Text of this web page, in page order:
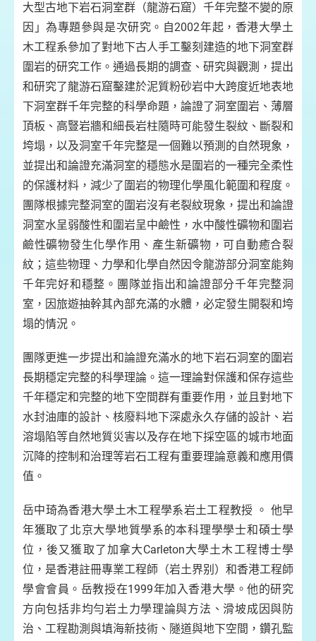
大型古地下岩石洞室群（龍游石窟）千年完整不變的原
因」為專題參與是次研究。自2002年起，香港大學土
木工程系參加了對地下古人手工鑿刻建造的地下洞室群
圍岩的研究工作。通過長期的調查、研究與觀測，提出
和研究了龍游石窟鑿建於泥質粉砂岩中大跨度近地表地
下洞室群千年完整的科學命題，論證了洞室圍岩、薄層
頂板、高豎岩牆和細長岩柱隨時可能發生裂紋、斷裂和
垮塌，以及洞室千年完整是一個難以預測的自然現象，
並提出和論證充滿洞室的穩態水是圍岩的一種完全柔性
的保護材料，減少了圍岩的物理化學風化範圍和程度。
團隊根據完整洞室的圍岩沒有老裂紋現象，提出和論證
洞室水呈弱酸性和圍岩呈中鹼性，水中酸性礦物和圍岩
鹼性礦物發生化學作用、產生新礦物，可自動癒合裂
紋；這些物理、力學和化學自然因令龍游部分洞室能夠
千年完好和穩整。團隊並指出和論證部分千年完整洞
室，因旅遊抽幹其內部充滿的水體，必定發生開裂和垮
塌的情況。
團隊更進一步提出和論證充滿水的地下岩石洞室的圍岩
長期穩定完整的科學理論。這一理論對保護和保存這些
千年穩定和完整的地下空間群有重要作用，並且對地下
水封油庫的設計、核廢料地下深處永久存儲的設計、岩
溶塌陷等自然地質災害以及存在地下採空區的城市地面
沉降的控制和治理等岩石工程有重要理論意義和應用價
值。
岳中琦為香港大學土木工程學系岩土工程教授 。 他早
年獲取了北京大學地質學系的本科理學學士和碩士學
位，後又獲取了加拿大Carleton大學土木工程博士學
位，是香港註冊專業工程師（岩土界别）和香港工程師
學會會員。岳教授在1999年加入香港大學。他的研究
方向包括非均勻岩土力學理論與方法、滑坡成因與防
治、工程勘測與填海新技術、隧道與地下空間，鑽孔監